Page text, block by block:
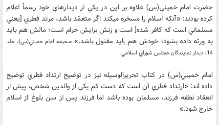
حضرت امام خميني(س) علاوه بر اين در يکي از ديدارهاي خود رسماً اعلام
کرده بودند: «آنکه اسلام را مسخره مي‏کند اگر متعمّد باشد، مرتد فطري [يعني
مسلماني است که کافر شده] است و زنش برايش حرام است؛ مالش هم بايد
به ورثه داده بشود؛ خودش هم بايد مقتول باشد.»صحيفه امام خميني(س)، جلد
14، ديدار نمايندگان مجلس شوراي اسلامي
امام خميني(س) در کتاب تحريرالوسيله نيز در توضيح ارتداد فطري توضيح
داده اند: «ارتداد فطري آن است که دست کم يکي از والدين شخص، پيش از
انعقاد نطفه فرزند، مسلمان بوده باشد اما فرزند پس از سن بلوغ از اسلام
خارج شود.»